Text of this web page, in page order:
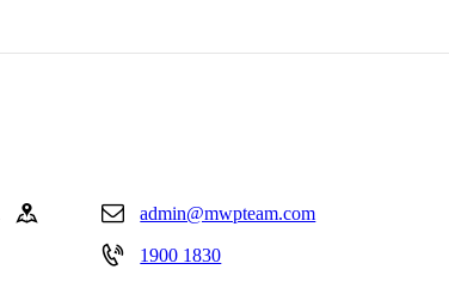
admin@mwpteam.com
1900 1830